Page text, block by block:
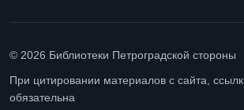
© 2026 Библиотеки Петроградской стороны
При цитировании материалов с сайта,
обязательна